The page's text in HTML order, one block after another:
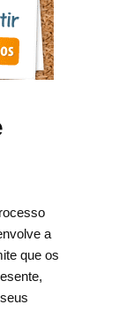
a
que os